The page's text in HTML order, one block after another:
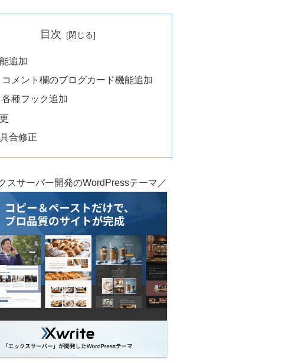
目次
追加
コメント欄のブログカード機能追加
各種フック追加
合修正
スサーバー開発のWordPressテーマ／